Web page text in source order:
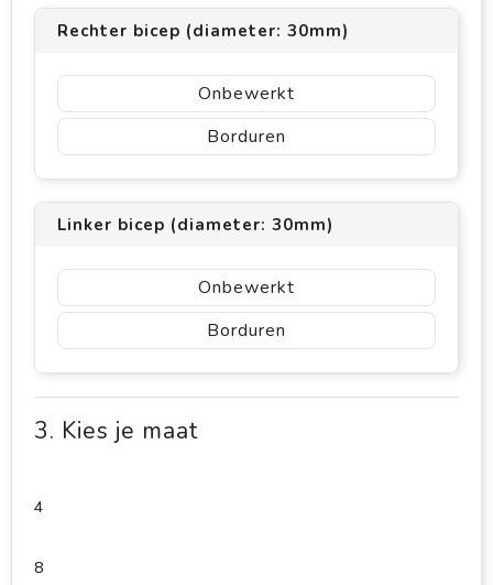
Rechter bicep (diameter: 30mm)
Onbewerkt
Borduren
Linker bicep (diameter: 30mm)
Onbewerkt
Borduren
3. Kies je maat
4
8